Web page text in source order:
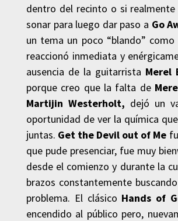
dentro del recinto o si
sonar para luego dar paso a Go
un tema un poco “blando”
reaccionó inmediata y
ausencia de la guitarrista Merel
porque creo que la falta de
Martijin Westerholt, dejó un
oportunidad de ver la química
juntas. Get the Devil out of Me
que pude presenciar, fue muy
desde el comienzo y durante la
brazos constantemente
problema. El clásico Hands of
encendido al público pero,